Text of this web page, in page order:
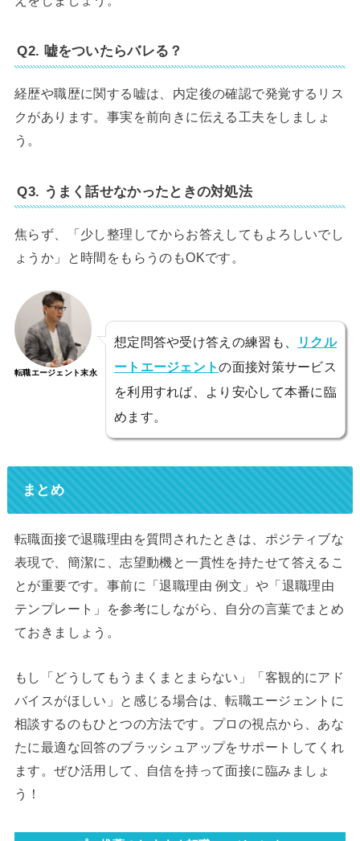
Q2. 嘘をついたらバレる？
経歴や職歴に関する嘘は、内定後の確認で発覚するリス
クがあります。事実を前向きに伝える工夫をしましょ
う。
Q3. うまく話せなかったときの対処法
焦らず、「少し整理してからお答えしてもよろしいでし
ょうか」と時間をもらうのもOKです。
転職エージェント末永
想定問答や受け答えの練習も、
リクル
ートエージェントの面接対策サービス
を利用すれば、より安心して本番に臨
めます。
まとめ
転職面接で退職理由を質問されたときは、ポジティブな
表現で、簡潔に、志望動機と一貫性を持たせて答えるこ
とが重要です。事前に「退職理由 例文」や「退職理由
テンプレート」を参考にしながら、自分の言葉でまとめ
ておきましょう。
もし「どうしてもうまくまとまらない」「客観的にアド
バイスがほしい」と感じる場合は、転職エージェントに
相談するのもひとつの方法です。プロの視点から、あな
たに最適な回答のブラッシュアップをサポートしてくれ
ます。ぜひ活用して、自信を持って面接に臨みましょ
う！